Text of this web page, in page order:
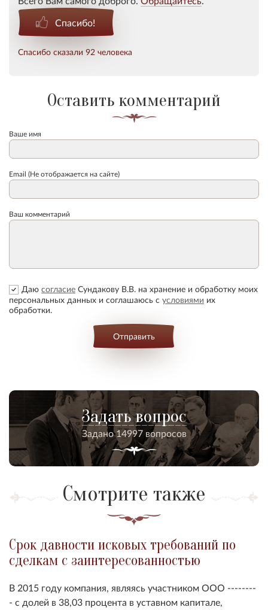
Спасибо!
Спасибо сказали 92 человека
Оставить комментарий
Ваше имя
Email (Не отображается на сайте)
Ваш комментарий
Даю согласие Сундакову В.В. на хранение и обработку моих
персональных данных и соглашаюсь с условиями их
обработки.
Отправить
Задать вопрос
Задано 14997 вопросов
Смотрите также
Срок давности исковых требований по
сделкам с заинтересованностью
В 2015 году компания, являясь участником ООО --------
- с долей в 38,03 процента в уставном капитале,